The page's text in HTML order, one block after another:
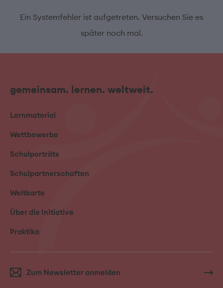
Ein Systemfehler ist aufgetreten. Versuchen Sie es
später noch mal.
gemeinsam. lernen. weltweit.
Lernmaterial
Wettbewerbe
Schulporträts
Schulpartnerschaften
Weltkarte
Über die Initiative
Praktika
Zum Newsletter anmelden